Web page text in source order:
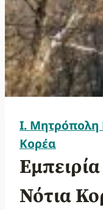
Ι. Μητρόπολη
Κορέα
Νότια